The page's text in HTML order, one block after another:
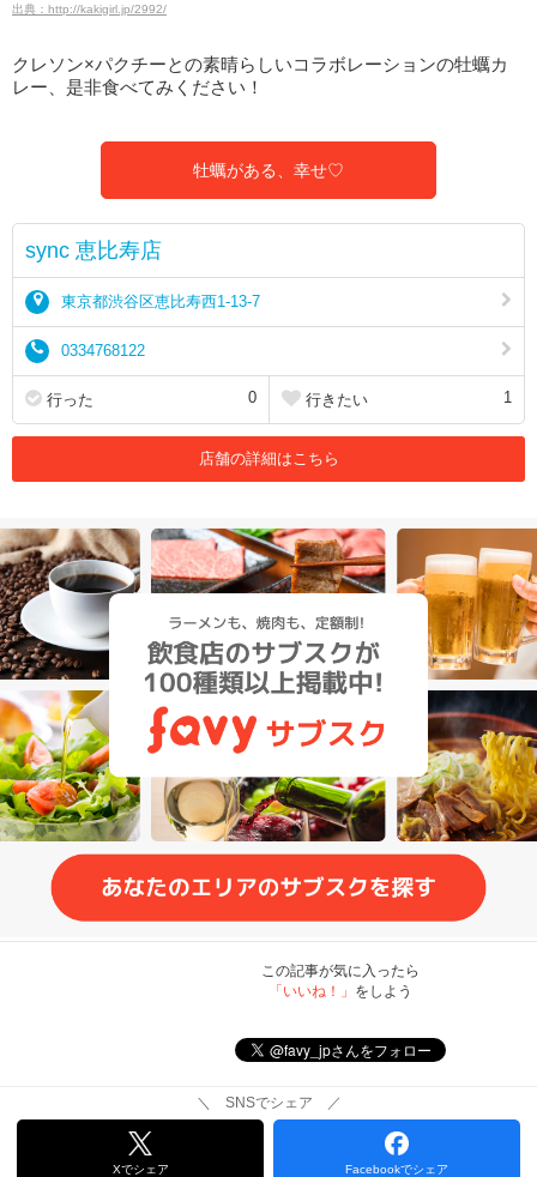
出典：http://kakigirl.jp/2992/
クレソン×パクチーとの素晴らしいコラボレーションの牡蠣カ
レー、是非食べてみください！
牡蠣がある、幸せ♡
sync 恵比寿店
東京都渋谷区恵比寿西1-13-7
0334768122
行った 0 行きたい 1
店舗の詳細はこちら
この記事が気に入ったら
「いいね！」 をしよう
＼ SNSでシェア ／
Xでシェア Facebookでシェア